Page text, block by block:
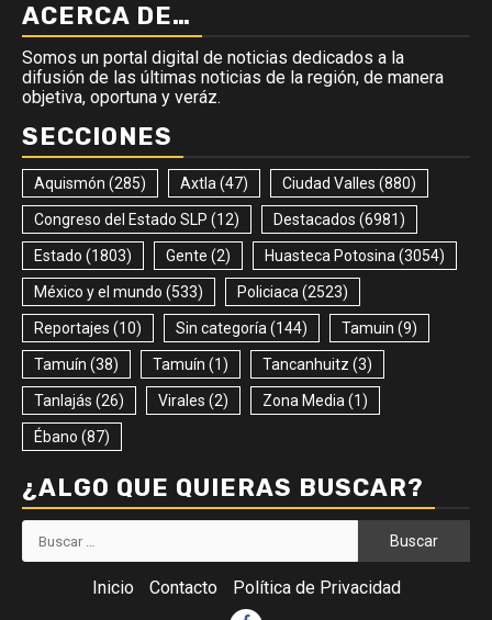
ACERCA DE…
Somos un portal digital de noticias dedicados a la
difusión de las últimas noticias de la región, de manera
objetiva, oportuna y veráz.
SECCIONES
Aquismón (285) Axtla (47) Ciudad Valles (880)
Congreso del Estado SLP (12) Destacados (6981)
Estado (1803) Gente (2) Huasteca Potosina (3054)
México y el mundo (533) Policiaca (2523)
Reportajes (10) Sin categoría (144) Tamuin (9)
Tamuín (38) Tamuín (1) Tancanhuitz (3)
Tanlajás (26) Virales (2) Zona Media (1)
Ébano (87)
¿ALGO QUE QUIERAS BUSCAR?
Buscar:
Inicio Contacto Política de Privacidad